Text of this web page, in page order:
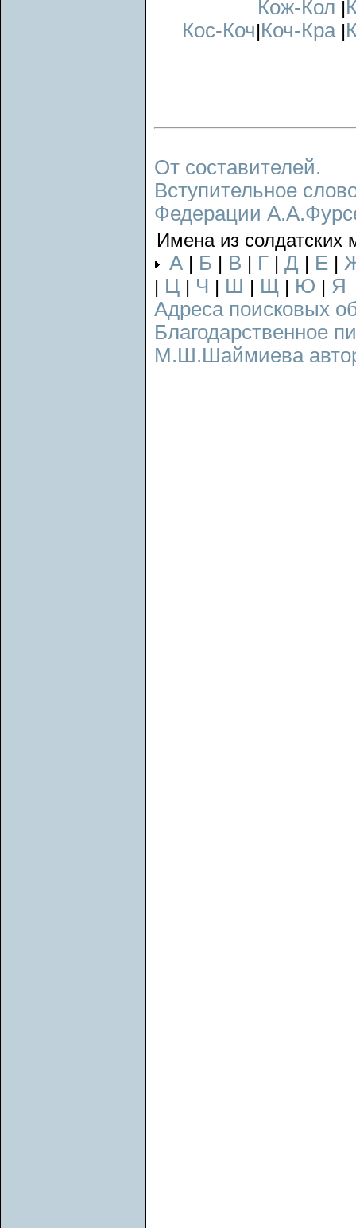
Кож-Кол |
Кос-Коч|Коч-Кра|
От составителей.
Вступительное
Федерации
Имена из солдатских
А | Б | В | Г | Д | Е |
| Ц | Ч | Ш | Щ | Ю | Я
Адреса поисковых
Благодарственное
М.Ш.Шаймиева